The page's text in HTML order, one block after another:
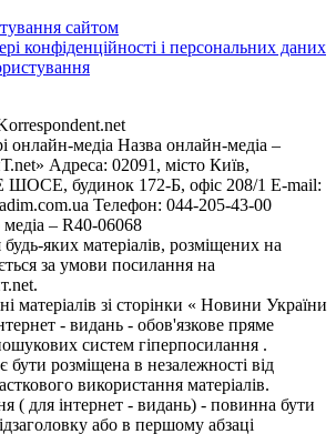
сайтом
конфіденційності і персональних даних
онлайн-медіа Назва онлайн-медіа –
Адреса: 02091, місто Київ,
будинок 172-Б, офіс 208/1 E-mail:
Телефон: 044-205-43-00
медіа – R40-06068
яких матеріалів, розміщених на
за умови посилання на
матеріалів зі сторінки « Новини України
- видань - обов'язкове пряме
систем гіперпосилання .
розміщена в незалежності від
використання матеріалів.
( для інтернет - видань) - повинна бути
або в першому абзаці